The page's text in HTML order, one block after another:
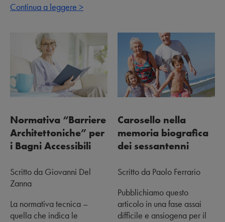
Continua a leggere >
Normativa “Barriere
Architettoniche” per
i Bagni Accessibili
Scritto da Giovanni Del
Zanna
La normativa tecnica –
quella che indica le
Carosello nella
memoria biografica
dei sessantenni
Scritto da Paolo Ferrario
Pubblichiamo questo
articolo in una fase assai
difficile e ansiogena per il